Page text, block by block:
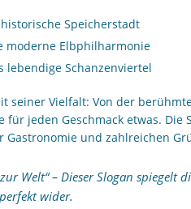
Speicherstadt
moderne Elbphilharmonie
lebendige Schanzenviertel
seiner Vielfalt: Von der
für jeden Geschmack etwas.
Gastronomie und zahlreichen
Welt“ – Dieser Slogan
wider.